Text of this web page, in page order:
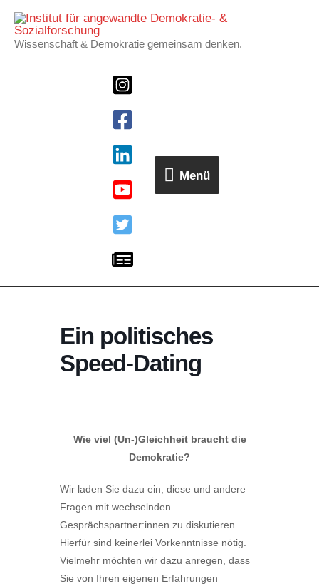
Zum
Inhalt
Wissenschaft & Demokratie gemeinsam denken.
Menü
Menü
Ein politisches
Speed-Dating
Wie viel (Un-)Gleichheit braucht die
Demokratie?
Wir laden Sie dazu ein, diese und andere
Fragen mit wechselnden
Gesprächspartner:innen zu diskutieren.
Hierfür sind keinerlei Vorkenntnisse nötig.
Vielmehr möchten wir dazu anregen, dass
Sie von Ihren eigenen Erfahrungen